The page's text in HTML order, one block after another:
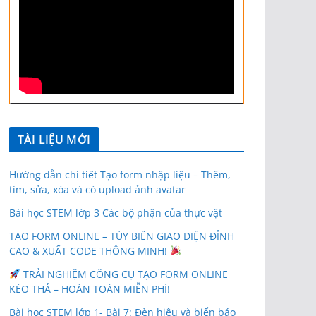
TÀI LIỆU MỚI
Hướng dẫn chi tiết Tạo form nhập liệu – Thêm,
tìm, sửa, xóa và có upload ảnh avatar
Bài học STEM lớp 3 Các bộ phận của thực vật
TẠO FORM ONLINE – TÙY BIẾN GIAO DIỆN ĐỈNH
CAO & XUẤT CODE THÔNG MINH!
TRẢI NGHIỆM CÔNG CỤ TẠO FORM ONLINE
KÉO THẢ – HOÀN TOÀN MIỄN PHÍ!
Bài học STEM lớp 1- Bài 7: Đèn hiệu và biển báo